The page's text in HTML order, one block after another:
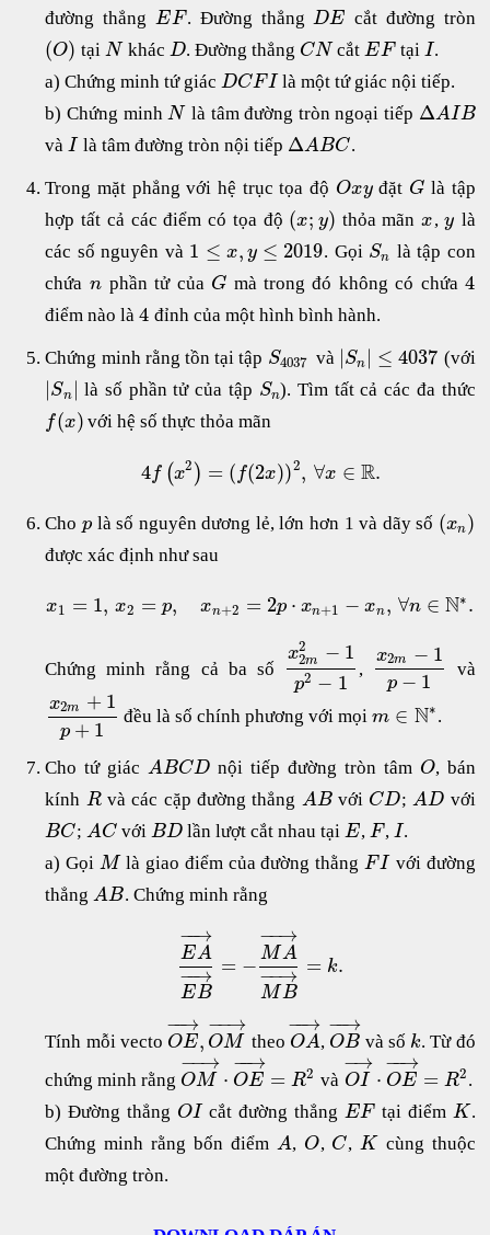
đường thẳngEF. Đường thẳngDE cắt đường tròn
(O) tại N khác D. Đường thẳng CN cắtEFtại I.
a) Chứng minh tứ giácDCFI là một tứ giác nội tiếp.
b) Chứng minhN là tâm đường tròn ngoại tiếp ΔAIB
vàI là tâm đường tròn nội tiếp ΔABC.
Trong mặt phẳng với hệ trục tọa độ Oxyđặt G là tập
hợp tất cả các điểm có tọa độ (x; y) thỏa mãnx,y là
các số nguyên và 1 ≤ x, y ≤ 2019. Gọi Sn là tập con
chứa n phần tử của G mà trong đó không có chứa4
điểm nào là4 đỉnh của một hình bình hành.
Chứng minh rằng tồn tại tập S4037 và |Sn | ≤ 4037 (với
|Sn | là số phần tử của tập Sn). Tìm tất cả các đa thức
f(x) với hệ số thực thỏa mãn
4f (x2) = ( f(2x))2, ∀x ∈ R.
Cho p là số nguyên dương lẻ, lớn hơn 1 và dãy số (xn)
được xác định như sau
x1 = 1, x2 = p, xn+2 = 2p ⋅ xn+1 − xn, ∀n ∈ N∗.
Chứng minh rằng cả ba số
x2
2m − 1
p2 − 1
,
x2m − 1
p − 1
và
x2m + 1
p + 1
đều là số chính phương với mọim ∈ N∗.
Cho tứ giác ABCD nội tiếp đường tròn tâm O, bán
kính Rvà các cặp đường thẳng ABvới CD;AD với
BC; AC vớiBD lần lượt cắt nhau tạiE, F, I.
a) GọiMlà giao điểm của đường thằngFIvới đường
thẳngAB. Chứng minh rằng
EA
−→
−
EB
−→
− = − MA
−→
−
MB
−→
− = k.
Tính mỗi vecto OE
−→
−
, OM
−→
−
theo OA
−→
−
, OB
−→
−
và số k. Từ đó
chứng minh rằng OM
−→
−
⋅ OE
−→
−
= R2 và OI
−→
⋅ OE
−→
−
= R2.
b) Đường thẳng OIcắt đường thẳng EF tại điểm K.
Chứng minh rằng bốn điểmA, O, C, Kcùng thuộc
một đường tròn.